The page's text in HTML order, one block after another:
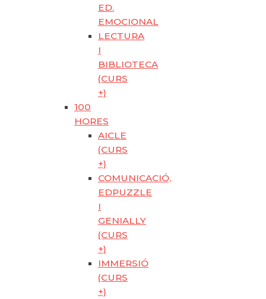
ED.
EMOCIONAL
LECTURA
I
BIBLIOTECA
(CURS
+)
100
HORES
AICLE
(CURS
+)
COMUNICACIÓ,
EDPUZZLE
I
GENIALLY
(CURS
+)
IMMERSIÓ
(CURS
+)